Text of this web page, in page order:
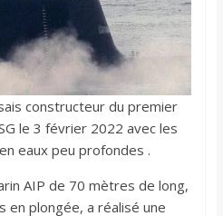
constructeur du premier
le 3 février 2022 avec les
eaux peu profondes .
AIP de 70 mètres de long,
en plongée, a réalisé une